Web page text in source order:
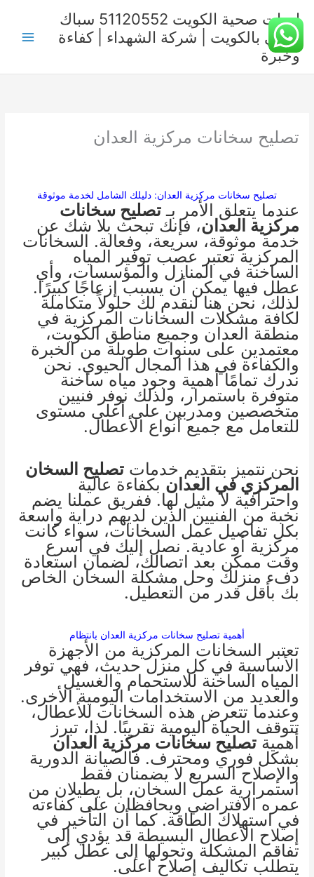
إلى
المحتوى
ادوات صحية الكويت 51120552 سباك
صحي بالكويت | شركة الشهداء | كفاءة
وخبرة
تصليح سخانات مركزية العدان
تصليح سخانات مركزية العدان: دليلك الشامل لخدمة موثوقة
عندما يتعلق الأمر بـتصليح سخانات
مركزية العدان، فإنك تبحث بلا شك عن
خدمة موثوقة، سريعة، وفعالة. السخانات
المركزية تعتبر عصب توفير المياه
الساخنة في المنازل والمؤسسات، وأي
عطل فيها يمكن أن يسبب إزعاجًا كبيرًا.
لذلك، نحن هنا لنقدم لك حلولاً متكاملة
لكافة مشكلات السخانات المركزية في
منطقة العدان وجميع مناطق الكويت،
معتمدين على سنوات طويلة من الخبرة
والكفاءة في هذا المجال الحيوي. نحن
ندرك تمامًا أهمية وجود مياه ساخنة
متوفرة باستمرار، ولذلك نوفر فنيين
متخصصين ومدربين على أعلى مستوى
للتعامل مع جميع أنواع الأعطال.
نحن نتميز بتقديم خدماتتصليح السخان
المركزي في العدان بكفاءة عالية
واحترافية لا مثيل لها. ففريق عملنا يضم
نخبة من الفنيين الذين لديهم دراية واسعة
بكل تفاصيل عمل السخانات، سواء كانت
مركزية أو عادية. نصل إليك في أسرع
وقت ممكن بعد اتصالك، لضمان استعادة
دفء منزلك وحل مشكلة السخان الخاص
بك بأقل قدر من التعطيل.
أهمية تصليح سخانات مركزية العدان بانتظام
تعتبر السخانات المركزية من الأجهزة
الأساسية في كل منزل حديث، فهي توفر
المياه الساخنة للاستحمام والغسيل
والعديد من الاستخدامات اليومية الأخرى.
وعندما تتعرض هذه السخانات للأعطال،
تتوقف الحياة اليومية تقريبًا. لذا، تبرز
أهميةتصليح سخانات مركزية العدان
بشكل فوري ومحترف. فالصيانة الدورية
والإصلاح السريع لا يضمنان فقط
استمرارية عمل السخان، بل يطيلان من
عمره الافتراضي ويحافظان على كفاءته
في استهلاك الطاقة. كما أن التأخير في
إصلاح الأعطال البسيطة قد يؤدي إلى
تفاقم المشكلة وتحولها إلى عطل كبير
يتطلب تكاليف إصلاح أعلى.